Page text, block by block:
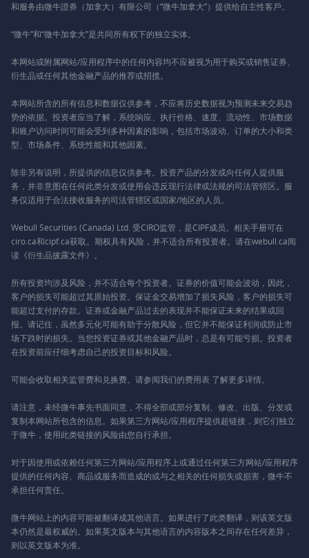
和服务由微牛證券（加拿大）有限公司（“微牛加拿大”）提供给自主性客戶。
“微牛”和“微牛加拿大”是共同所有权下的独立实体。
本网站或附属网站/应用程序中的任何内容均不应被视为用于购买或销售证券、
衍生品或任何其他金融产品的推荐或招揽。
本网站所含的所有信息和数据仅供参考，不应将历史数据视为预测未来交易趋
势的依据。投资者应当了解，系统响应、执行价格、速度、流动性、市场数据
和账户访问时间可能会受到多种因素的影响，包括市场波动、订单的大小和类
型、市场条件、系统性能和其他因素。
除非另有说明，所提供的信息仅供参考。投资产品的分发或向任何人提供服
务，并非意图在任何此类分发或使用会违反现行法律或法规的司法管辖区。服
务仅适用于合法接收服务的司法管辖区或国家/地区的人员。
Webull Securities (Canada) Ltd. 受CIRO监管，是CIPF成员。相关手册可在
ciro.ca和cipf.ca获取。期权具有风险，并不适合所有投资者。请在webull.ca阅
读《衍生品披露文件》。
所有投资均涉及风险，并不适合每个投资者。证券的价值可能会波动，因此，
客户的损失可能超过其原始投资。保证金交易增加了损失风险，客户的损失可
能超过支付的存款。证券或金融产品过去的表现并不能保证未来的结果或回
报。请记住，虽然多元化可能有助于分散风险，但它并不能保证利润或防止市
场下跌时的损失。当您投资证券或其他金融产品时，总是有可能亏损。投资者
在投资前应仔细考虑自己的投资目标和风险。
可能会收取相关监管费和兑换费。请参阅我们的费用表 了解更多详情。
请注意，未经微牛事先书面同意，不得全部或部分复制、修改、出版、分发或
复制本网站所包含的信息。如果第三方网站/应用程序提供超链接，则它们独立
于微牛，使用此类链接的风险由您自行承担。
对于因使用或依赖任何第三方网站/应用程序上或通过任何第三方网站/应用程序
提供的任何内容、商品或服务而造成的或与之相关的任何损失或损害，微牛不
承担任何责任。
微牛网站上的内容可能被翻译成其他语言。如果进行了此类翻译，则该英文版
本仍然是最权威的。如果英文版本与其他语言的内容版本之间存在任何差异，
则以英文版本为准。